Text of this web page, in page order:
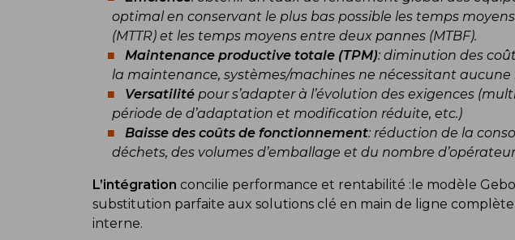
optimal en conservant le plus bas possible les temps
(MTTR) et les temps moyens entre deux pannes (MTBF).
Maintenance productive totale (TPM): diminution des
la maintenance, systèmes/machines ne nécessitant
Versatilitépour s’adapter à l’évolution des exigences
période de d’adaptation et modification réduite, etc.)
Baisse des coûts de fonctionnement: réduction de la
déchets, des volumes d’emballage et du nombre
L’intégration concilie performance et rentabilité :le modèle
substitution parfaite aux solutions clé en main de ligne complète
interne.